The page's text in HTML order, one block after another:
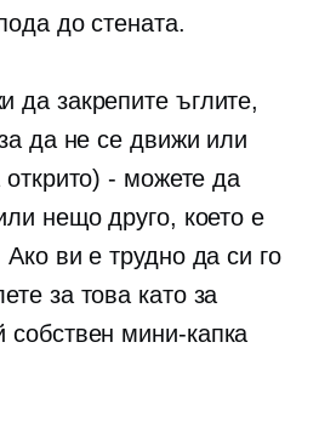
до стената.
закрепите ъглите,
да не се движи или
открито) - можете да
нещо друго, което е
ви е трудно да си го
за това като за
собствен мини-капка